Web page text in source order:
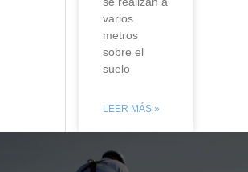
varios
metros
sobre el
suelo
LEER MÁS »